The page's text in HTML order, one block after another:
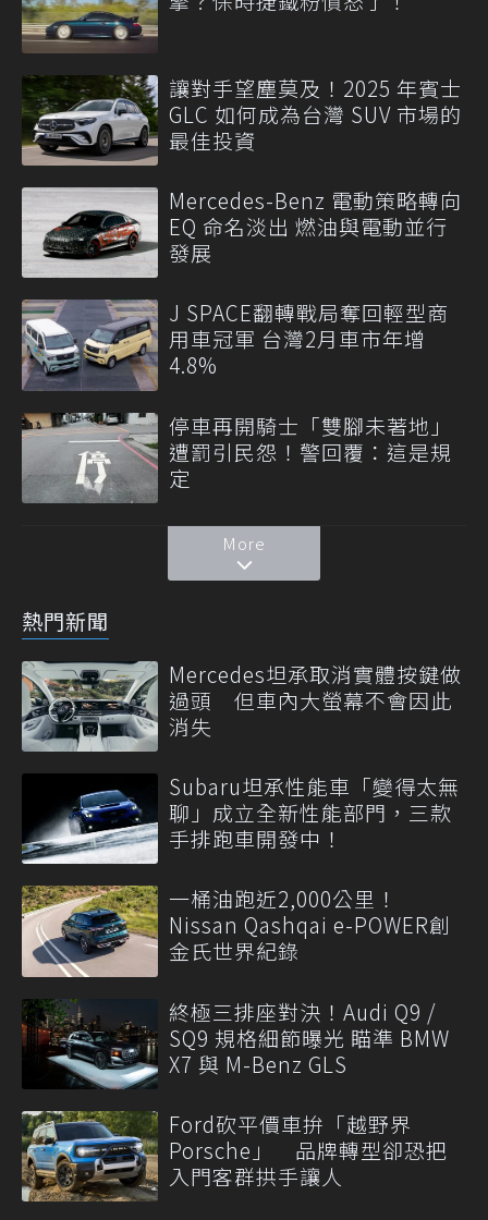
讓對手望塵莫及！2025 年賓士
GLC 如何成為台灣 SUV 市場的
最佳投資
Mercedes-Benz 電動策略轉向
EQ 命名淡出 燃油與電動並行
發展
J SPACE翻轉戰局奪回輕型商
用車冠軍 台灣2月車市年增
4.8%
停車再開騎士「雙腳未著地」
遭罰引民怨！警回覆：這是規
定
More
熱門新聞
Mercedes坦承取消實體按鍵做
過頭 但車內大螢幕不會因此
消失
Subaru坦承性能車「變得太無
聊」成立全新性能部門，三款
手排跑車開發中！
一桶油跑近2,000公里！
Nissan Qashqai e-POWER創
金氏世界紀錄
終極三排座對決！Audi Q9 /
SQ9 規格細節曝光 瞄準 BMW
X7 與 M-Benz GLS
Ford砍平價車拚「越野界
Porsche」 品牌轉型卻恐把
入門客群拱手讓人